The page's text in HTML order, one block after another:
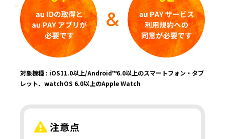
対象機種 : iOS11.0以上/Android™6.0以上のスマートフォン・タブ
レット、watchOS 6.0以上のApple Watch
注意点